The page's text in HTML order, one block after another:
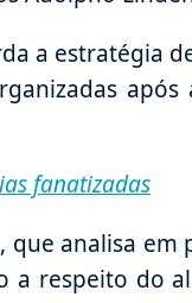
a estratégia
fanatizadas
que analisa
a respeito do